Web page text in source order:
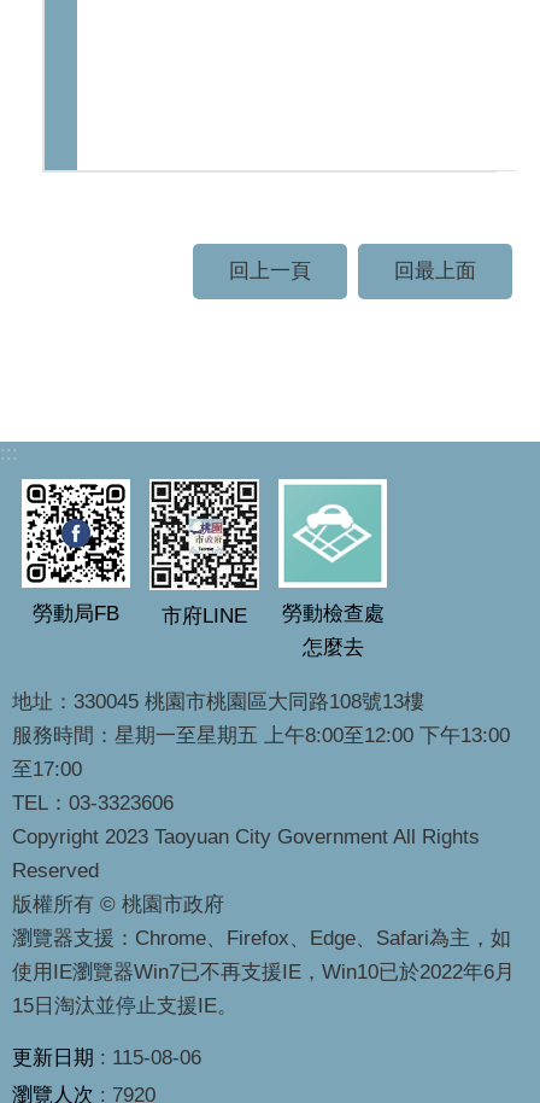
回上一頁 回最上面
:::
勞動局FB 市府LINE
勞動檢查處
怎麼去
地址：330045 桃園市桃園區大同路108號13樓
服務時間：星期一至星期五 上午8:00至12:00 下午13:00
至17:00
TEL：03-3323606
Copyright 2023 Taoyuan City Government All Rights
Reserved
版權所有 © 桃園市政府
瀏覽器支援：Chrome、Firefox、Edge、Safari為主，如
使用IE瀏覽器Win7已不再支援IE，Win10已於2022年6月
15日淘汰並停止支援IE。
更新日期
115-08-06
瀏覽人次
7920